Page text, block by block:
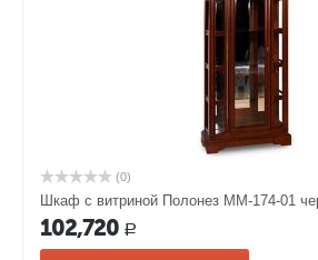
(0)
Шкаф с витриной Полонез ММ-174-01
102,720 Р